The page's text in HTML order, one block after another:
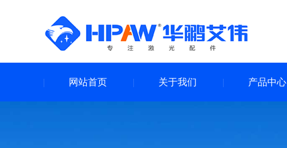
网站首页 关于我们 产品中心